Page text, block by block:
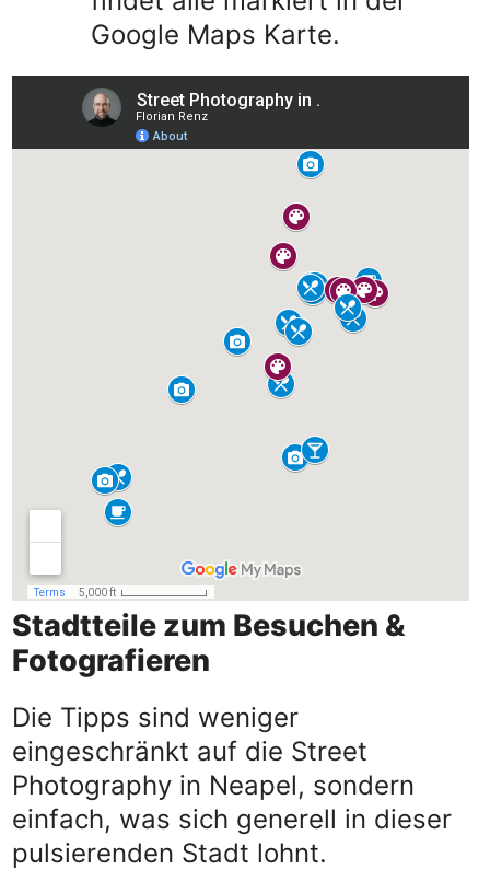
Google Maps Karte.
Stadtteile zum Besuchen &
Fotografieren
Die Tipps sind weniger
eingeschränkt auf die Street
Photography in Neapel, sondern
einfach, was sich generell in dieser
pulsierenden Stadt lohnt.